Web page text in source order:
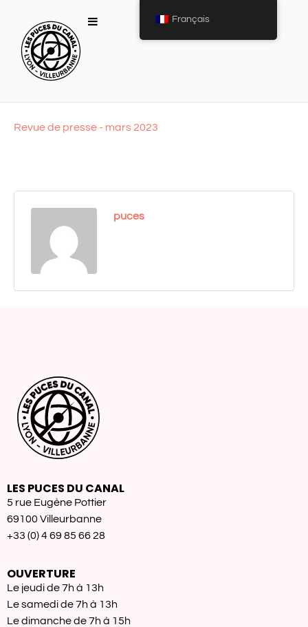
Revue de presse - mars 2023
puces
LES PUCES DU CANAL
5 rue Eugène Pottier
69100 Villeurbanne
+33 (0) 4 69 85 66 28
OUVERTURE
Le jeudi de 7h à 13h
Le samedi de 7h à 13h
Le dimanche de 7h à 15h
Français